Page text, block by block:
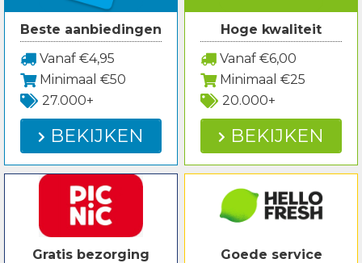
Beste aanbiedingen
Vanaf €4,95
Minimaal €50
27.000+
BEKIJKEN
Hoge kwaliteit
Vanaf €6,00
Minimaal €25
20.000+
BEKIJKEN
Gratis bezorging
Goede service